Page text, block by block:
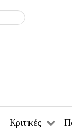
Κριτικές